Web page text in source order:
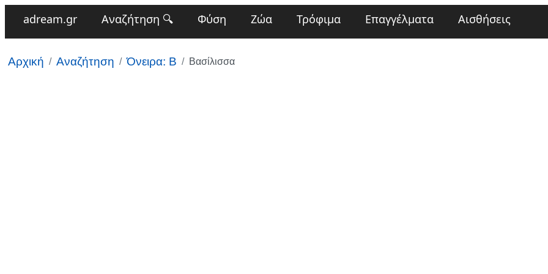
adream.gr Αναζήτηση 🔍 Φύση Ζώα Τρόφιμα Επαγγέλματα Αισθήσεις
Αρχική Αναζήτηση Όνειρα: Β Βασίλισσα